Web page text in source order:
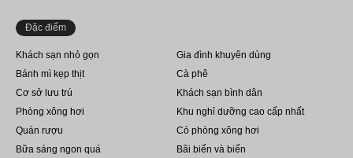
Đặc điểm
Khách sạn nhỏ gọn
Gia đình khuyên dùng
Bánh mì kẹp thịt
Cà phê
Cơ sở lưu trú
Khách sạn bình dân
Phòng xông hơi
Khu nghỉ dưỡng cao cấp nhất
Quán rượu
Có phòng xông hơi
Bữa sáng ngon quá
Bãi biển và biển